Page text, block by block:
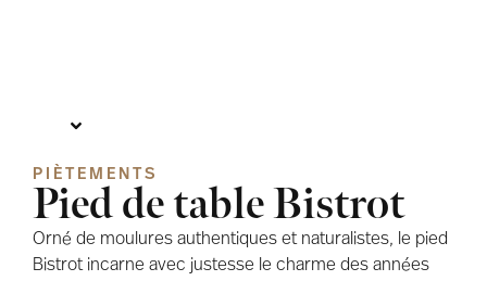
PIÈTEMENTS
Pied de table Bistrot
Orné de moulures authentiques et naturalistes, le pied
Bistrot incarne avec justesse le charme des années